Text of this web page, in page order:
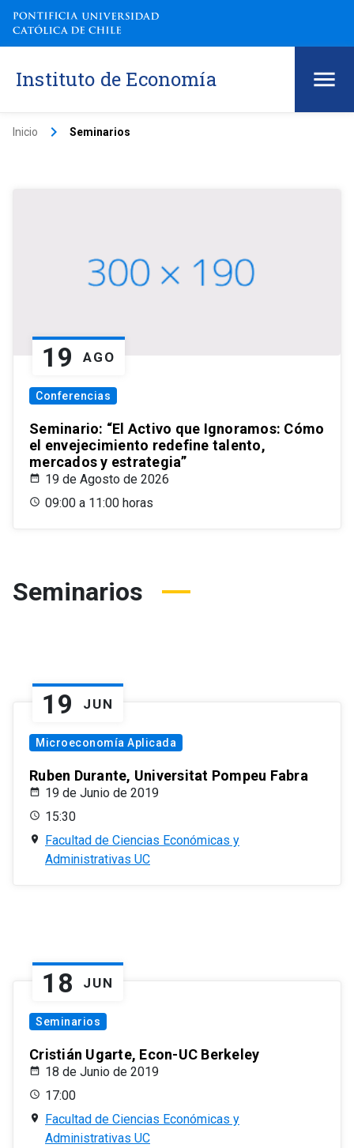
Instituto de Economía
Inicio keyboard_arrow_right Seminarios
19 AGO
Conferencias
Seminario: “El Activo que Ignoramos: Cómo
el envejecimiento redefine talento,
mercados y estrategia”
19 de Agosto de 2026
09:00 a 11:00 horas
Seminarios
19 JUN
Microeconomía Aplicada
Ruben Durante, Universitat Pompeu Fabra
19 de Junio de 2019
15:30
Facultad de Ciencias Económicas y
Administrativas UC
18 JUN
Seminarios
Cristián Ugarte, Econ-UC Berkeley
18 de Junio de 2019
17:00
Facultad de Ciencias Económicas y
Administrativas UC